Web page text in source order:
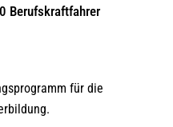
Berufskraftfahrer
für die